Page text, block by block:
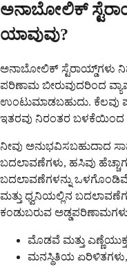
ಅನಾಬೋಲಿಕ್
ಯಾವುವು?
ಅನಾಬೋಲಿಕ್ ಸ್ಟೆರಾಯ್ಡ್‌ಗಳು
ಪರಿಣಾಮ ಬೀರುವುದರಿಂದ
ಉಂಟುಮಾಡಬಹುದು. ಕೆಲವು
ಇತರವು ನಿರಂತರ ಬಳಕೆಯಿಂದ
ನೀವು ಅನುಭವಿಸಬಹುದಾದ
ಬದಲಾವಣೆಗಳು, ಹಸಿವು
ಬದಲಾವಣೆಗಳನ್ನು
ಮತ್ತು ಧ್ವನಿಯಲ್ಲಿನ
ಕಂಡುಬರುವ
ಮೊಡವೆ ಮತ್ತು
ಮನಸ್ಥಿತಿಯ